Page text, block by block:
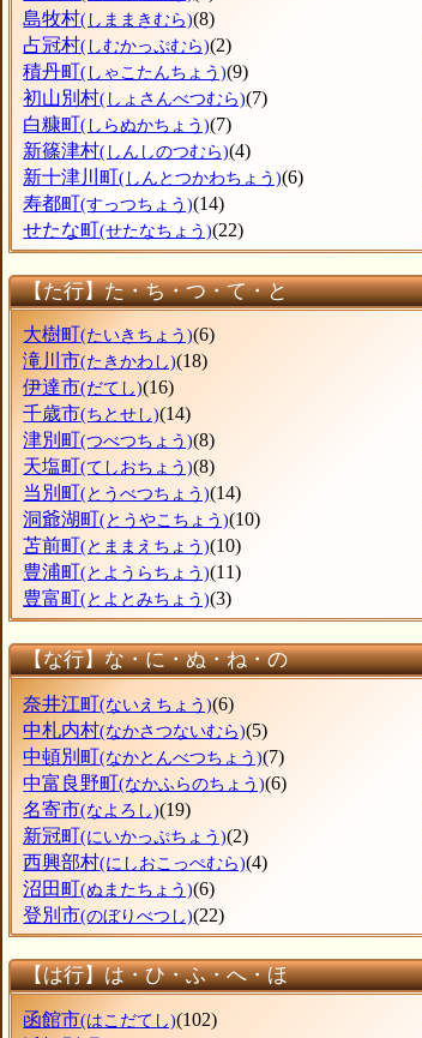
島牧村(しままきむら)(8)
占冠村(しむかっぷむら)(2)
積丹町(しゃこたんちょう)(9)
初山別村(しょさんべつむら)(7)
白糠町(しらぬかちょう)(7)
新篠津村(しんしのつむら)(4)
新十津川町(しんとつかわちょう)(6)
寿都町(すっつちょう)(14)
せたな町(せたなちょう)(22)
【た行】た・ち・つ・て・と
大樹町(たいきちょう)(6)
滝川市(たきかわし)(18)
伊達市(だてし)(16)
千歳市(ちとせし)(14)
津別町(つべつちょう)(8)
天塩町(てしおちょう)(8)
当別町(とうべつちょう)(14)
洞爺湖町(とうやこちょう)(10)
苫前町(とままえちょう)(10)
豊浦町(とようらちょう)(11)
豊富町(とよとみちょう)(3)
【な行】な・に・ぬ・ね・の
奈井江町(ないえちょう)(6)
中札内村(なかさつないむら)(5)
中頓別町(なかとんべつちょう)(7)
中富良野町(なかふらのちょう)(6)
名寄市(なよろし)(19)
新冠町(にいかっぷちょう)(2)
西興部村(にしおこっぺむら)(4)
沼田町(ぬまたちょう)(6)
登別市(のぼりべつし)(22)
【は行】は・ひ・ふ・へ・ほ
函館市(はこだてし)(102)